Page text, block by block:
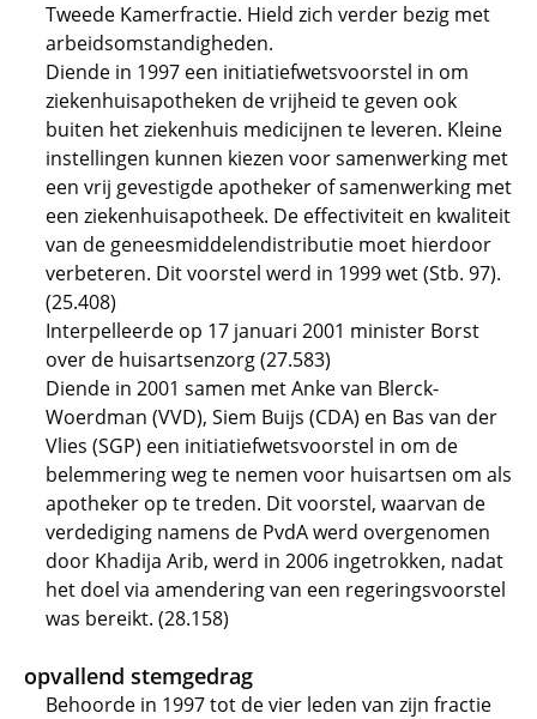
Tweede Kamerfractie. Hield zich verder bezig met
arbeidsomstandigheden.
Diende in 1997 een initiatiefwetsvoorstel in om
ziekenhuisapotheken de vrijheid te geven ook
buiten het ziekenhuis medicijnen te leveren. Kleine
instellingen kunnen kiezen voor samenwerking met
een vrij gevestigde apotheker of samenwerking met
een ziekenhuisapotheek. De effectiviteit en kwaliteit
van de geneesmiddelendistributie moet hierdoor
verbeteren. Dit voorstel werd in 1999 wet (Stb. 97).
(25.408)
Interpelleerde op 17 januari 2001 minister Borst
over de huisartsenzorg (27.583)
Diende in 2001 samen met Anke van Blerck-
Woerdman (VVD), Siem Buijs (CDA) en Bas van der
Vlies (SGP) een initiatiefwetsvoorstel in om de
belemmering weg te nemen voor huisartsen om als
apotheker op te treden. Dit voorstel, waarvan de
verdediging namens de PvdA werd overgenomen
door Khadija Arib, werd in 2006 ingetrokken, nadat
het doel via amendering van een regeringsvoorstel
was bereikt. (28.158)
opvallend stemgedrag
Behoorde in 1997 tot de vier leden van zijn fractie